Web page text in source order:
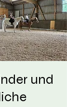
und